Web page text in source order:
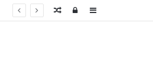
Sidebar
Log
Random